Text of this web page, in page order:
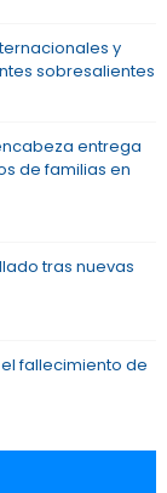
y
sobresalientes
entrega
de familias en
tras nuevas
fallecimiento de